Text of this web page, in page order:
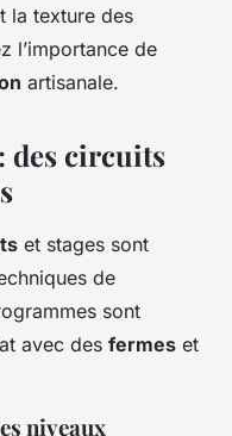
la texture des
l’importance de
artisanale.
des circuits
et stages sont
de
sont
avec des fermes et
niveaux